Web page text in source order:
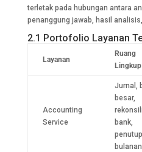
terletak pada hubungan antara
penanggung jawab, hasil
2.1 Portofolio Layanan
Layanan
Ruang
Lingkup
Accounting
Service
Jurnal,
besar,
bank,
bulanan